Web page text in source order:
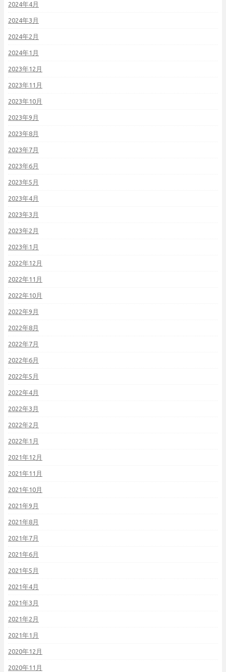
2024年4月
2024年3月
2024年2月
2024年1月
2023年12月
2023年11月
2023年10月
2023年9月
2023年8月
2023年7月
2023年6月
2023年5月
2023年4月
2023年3月
2023年2月
2023年1月
2022年12月
2022年11月
2022年10月
2022年9月
2022年8月
2022年7月
2022年6月
2022年5月
2022年4月
2022年3月
2022年2月
2022年1月
2021年12月
2021年11月
2021年10月
2021年9月
2021年8月
2021年7月
2021年6月
2021年5月
2021年4月
2021年3月
2021年2月
2021年1月
2020年12月
2020年11月